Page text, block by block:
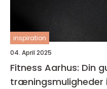
inspiration
04. April 2025
Fitness Aarhus: Din
træningsmuligheder